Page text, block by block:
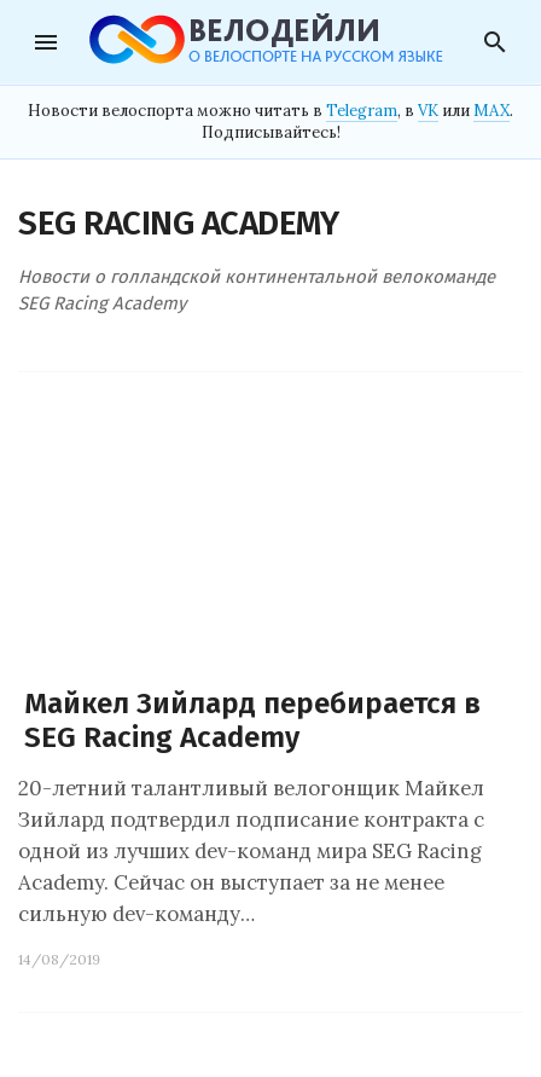
menu search
Новости велоспорта можно читать в Telegram, в VK илиMAX.
Подписывайтесь!
SEG RACING ACADEMY
Новости о голландской континентальной велокоманде
SEG Racing Academy
Майкел Зийлард перебирается в
SEG Racing Academy
20-летний талантливый велогонщик Майкел
Зийлард подтвердил подписание контракта с
одной из лучших dev-команд мира SEG Racing
Academy. Сейчас он выступает за не менее
сильную dev-команду…
14/08/2019